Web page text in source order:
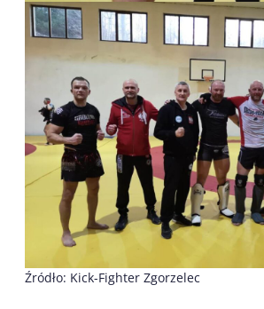
Źródło: Kick-Fighter Zgorzelec